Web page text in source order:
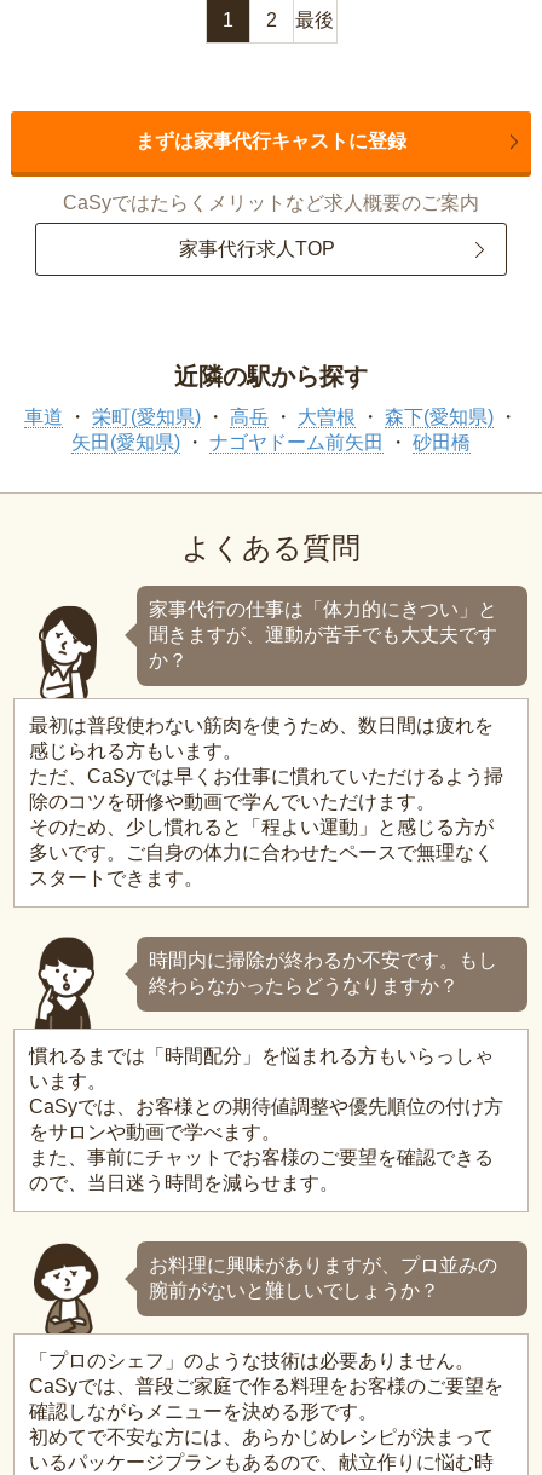
1 2 最後
まずは家事代行キャストに登録
CaSyではたらくメリットなど求人概要のご案内
家事代行求人TOP
近隣の駅から探す
車道 栄町(愛知県) 高岳 大曽根
森下(愛知県)
矢田(愛知県)
ナゴヤドーム前矢田 砂田橋
よくある質問
家事代行の仕事は「体力的にきつい」と
聞きますが、運動が苦手でも大丈夫です
か？
最初は普段使わない筋肉を使うため、数日間は疲れを
感じられる方もいます。
ただ、CaSyでは早くお仕事に慣れていただけるよう掃
除のコツを研修や動画で学んでいただけます。
そのため、少し慣れると「程よい運動」と感じる方が
多いです。ご自身の体力に合わせたペースで無理なく
スタートできます。
時間内に掃除が終わるか不安です。もし
終わらなかったらどうなりますか？
慣れるまでは「時間配分」を悩まれる方もいらっしゃ
います。
CaSyでは、お客様との期待値調整や優先順位の付け方
をサロンや動画で学べます。
また、事前にチャットでお客様のご要望を確認できる
ので、当日迷う時間を減らせます。
お料理に興味がありますが、プロ並みの
腕前がないと難しいでしょうか？
「プロのシェフ」のような技術は必要ありません。
CaSyでは、普段ご家庭で作る料理をお客様のご要望を
確認しながらメニューを決める形です。
初めてで不安な方には、あらかじめレシピが決まって
いるパッケージプランもあるので、献立作りに悩む時